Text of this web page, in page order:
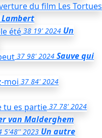
38 19' 2024 Un
37 98' 2024 Sauve qui
37 84' 2024
37 78' 2024
van Malderghem
5'48'' 2023 Un autre